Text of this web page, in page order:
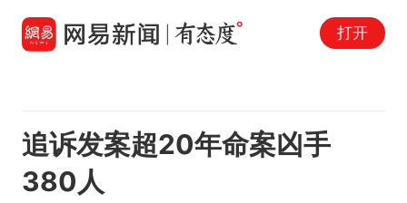
打开
追诉发案超20年命案凶手
380人